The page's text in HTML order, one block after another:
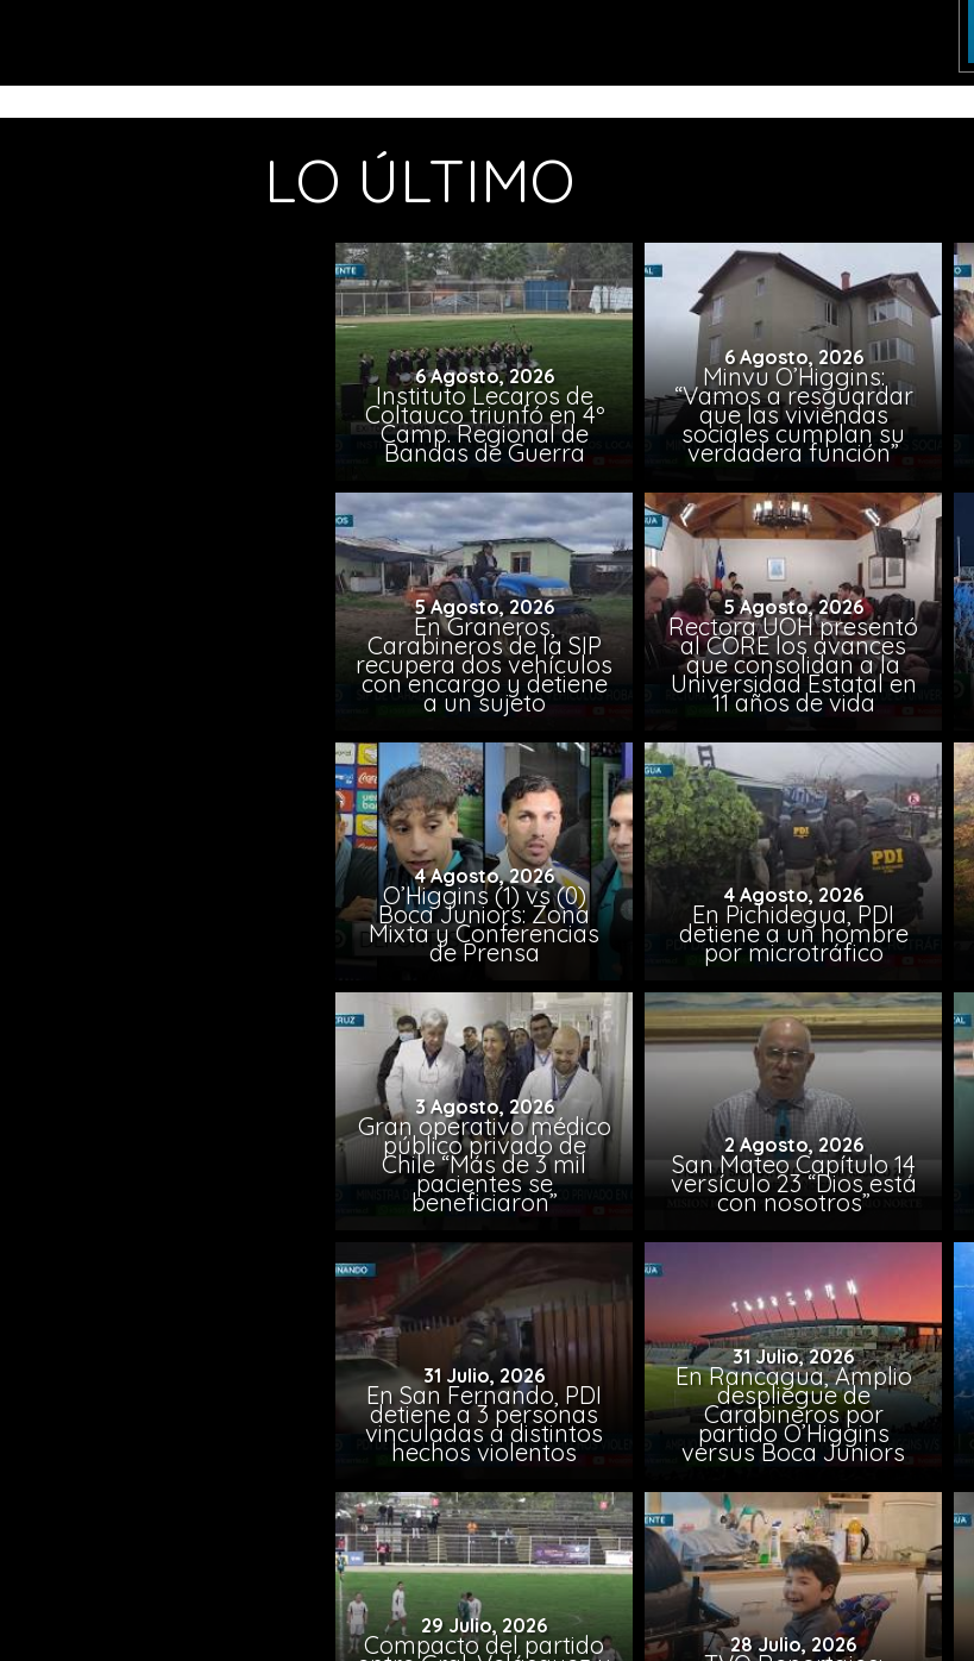
LO ÚLTIMO
6 Agosto, 2026
Instituto Lecaros de
Coltauco triunfó en 4º
Camp. Regional de
Bandas de Guerra
6 Agosto, 2026
Minvu O’Higgins:
“Vamos a resguardar
que las viviendas
sociales cumplan su
verdadera función”
5 Agosto, 2026
En Graneros,
Carabineros de la SIP
recupera dos vehículos
con encargo y detiene
a un sujeto
5 Agosto, 2026
Rectora UOH presentó
al CORE los avances
que consolidan a la
Universidad Estatal en
11 años de vida
4 Agosto, 2026
O’Higgins (1) vs (0)
Boca Juniors: Zona
Mixta y Conferencias
de Prensa
4 Agosto, 2026
En Pichidegua, PDI
detiene a un hombre
por microtráfico
3 Agosto, 2026
Gran operativo médico
público privado de
Chile “Más de 3 mil
pacientes se
beneficiaron”
2 Agosto, 2026
San Mateo Capítulo 14
versículo 23 “Dios está
con nosotros”
31 Julio, 2026
En San Fernando, PDI
detiene a 3 personas
vinculadas a distintos
hechos violentos
31 Julio, 2026
En Rancagua, Amplio
despliegue de
Carabineros por
partido O’Higgins
versus Boca Juniors
29 Julio, 2026
Compacto del partido 28 Julio, 2026